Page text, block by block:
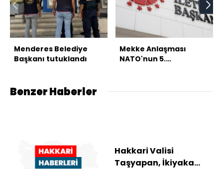
Menderes Belediye
Başkanı tutuklandı
Mekke Anlaşması
NATO'nun 5.
Benzer Haberler
Hakkari Valisi
Taşyapan, İkiyaka